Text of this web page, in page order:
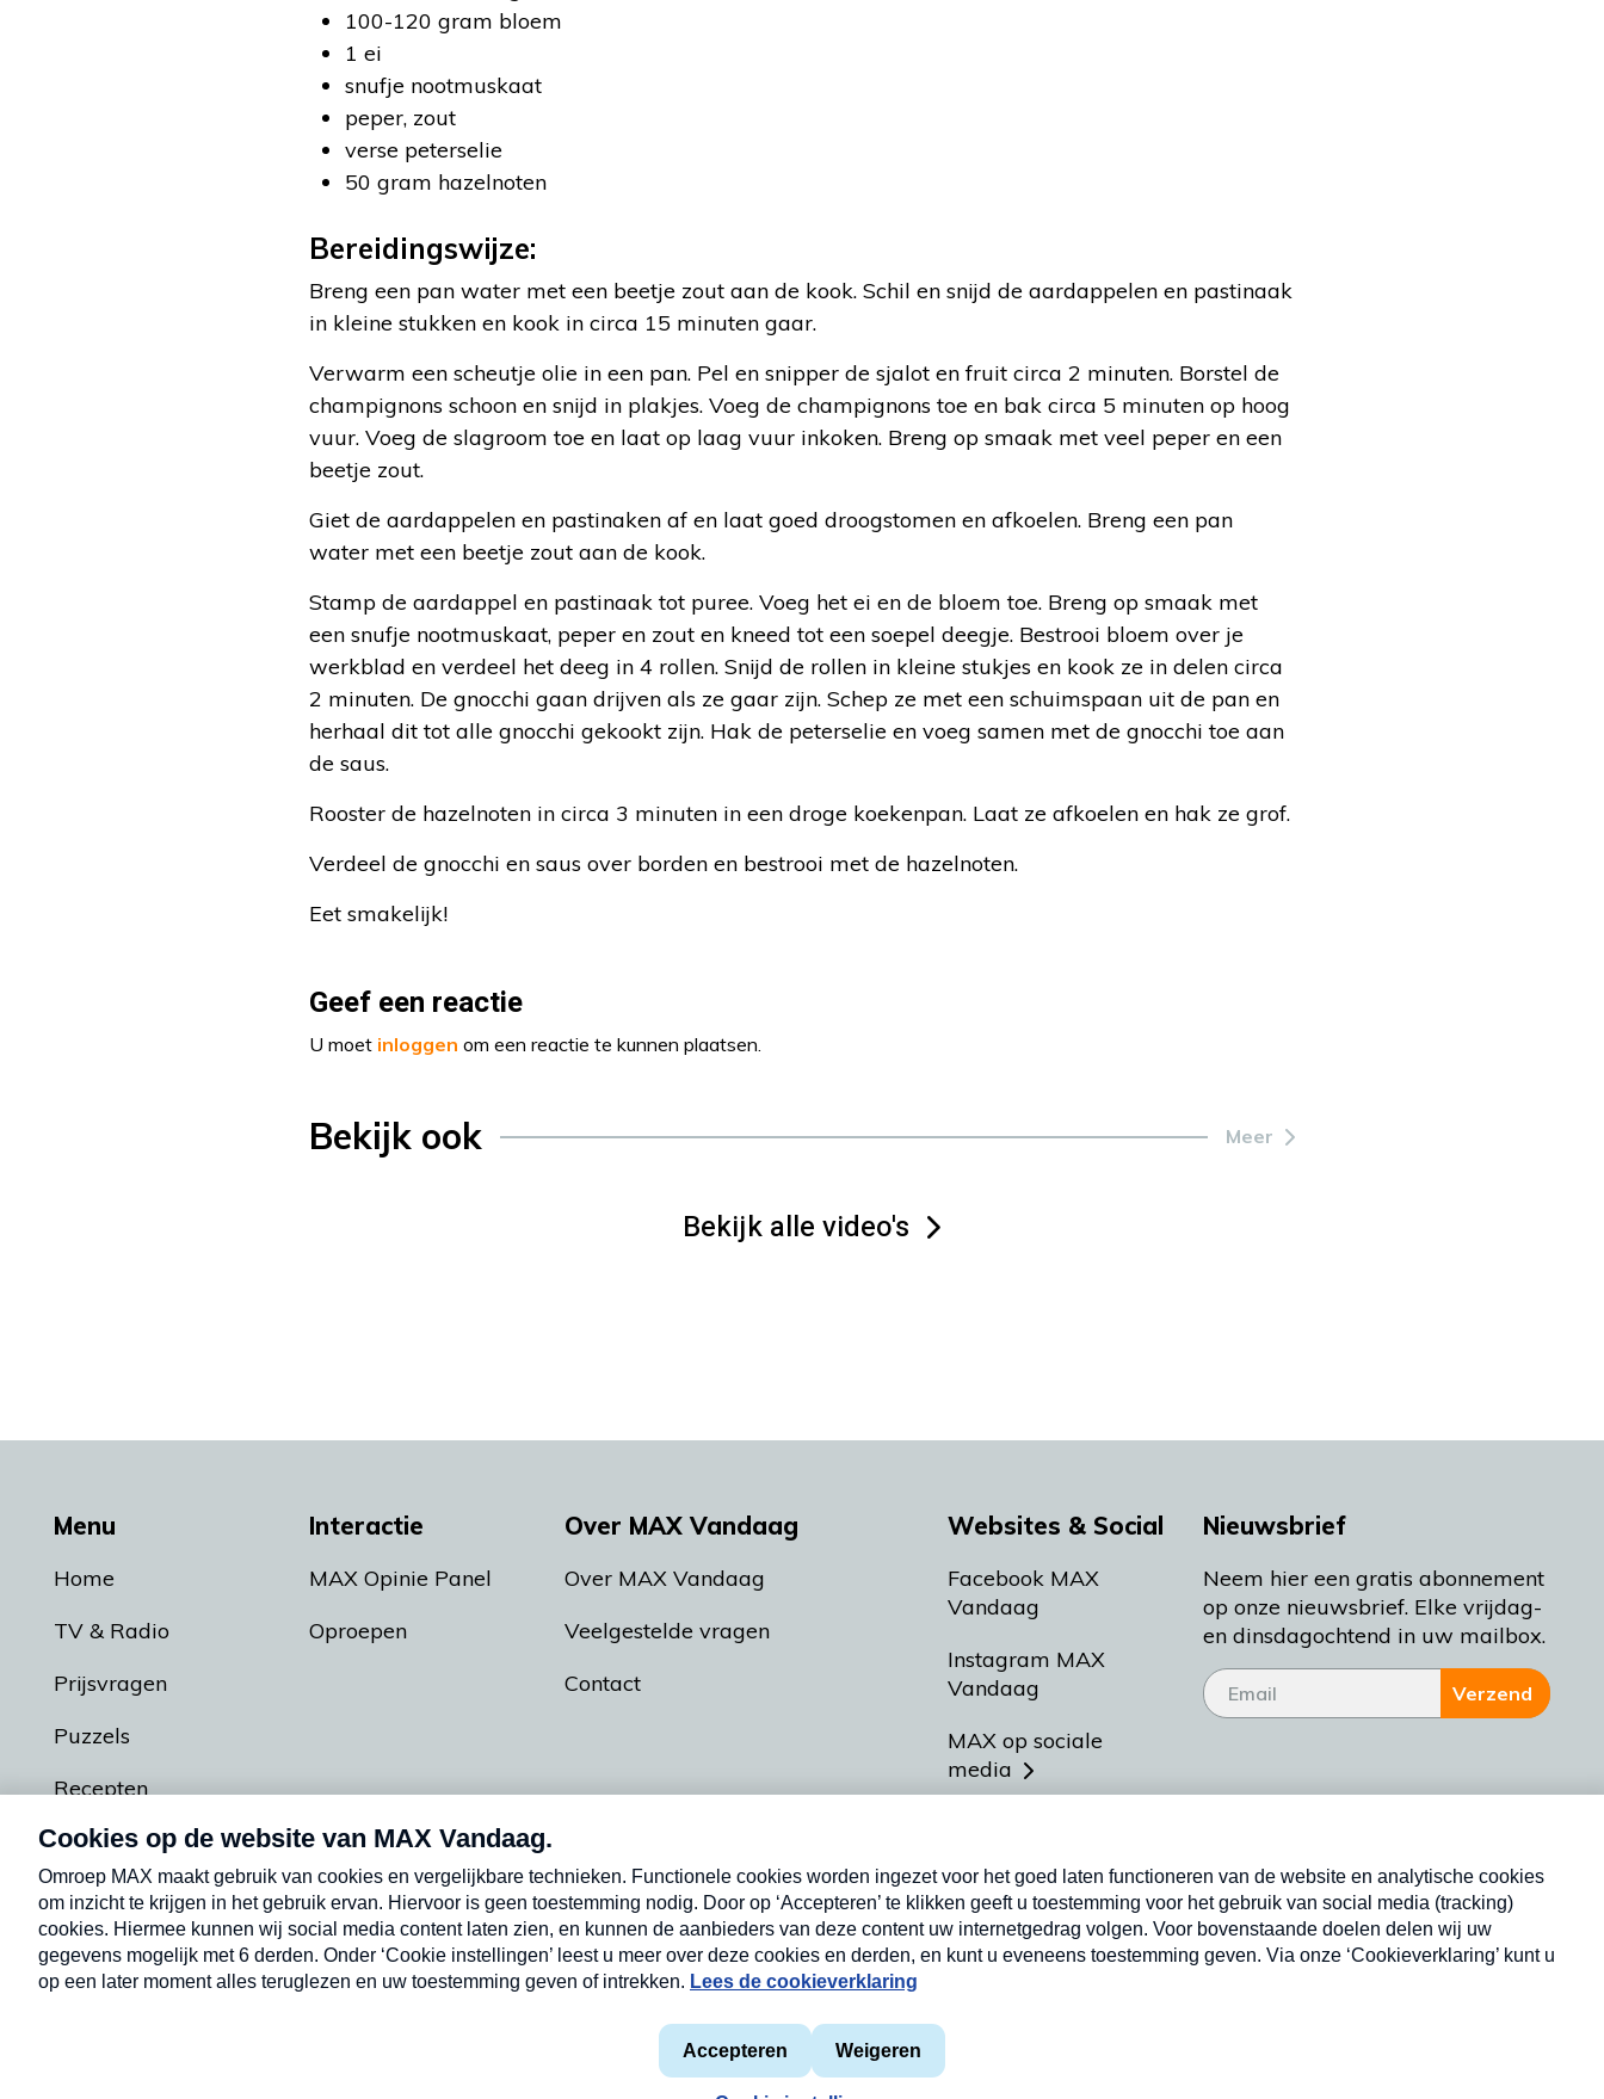
100-120 gram bloem
1 ei
snufje nootmuskaat
peper, zout
verse peterselie
50 gram hazelnoten
Bereidingswijze:
Breng een pan water met een beetje zout aan de kook. Schil en snijd de aardappelen en pastinaak
in kleine stukken en kook in circa 15 minuten gaar.
Verwarm een scheutje olie in een pan. Pel en snipper de sjalot en fruit circa 2 minuten. Borstel de
champignons schoon en snijd in plakjes. Voeg de champignons toe en bak circa 5 minuten op hoog
vuur. Voeg de slagroom toe en laat op laag vuur inkoken. Breng op smaak met veel peper en een
beetje zout.
Giet de aardappelen en pastinaken af en laat goed droogstomen en afkoelen. Breng een pan
water met een beetje zout aan de kook.
Stamp de aardappel en pastinaak tot puree. Voeg het ei en de bloem toe. Breng op smaak met
een snufje nootmuskaat, peper en zout en kneed tot een soepel deegje. Bestrooi bloem over je
werkblad en verdeel het deeg in 4 rollen. Snijd de rollen in kleine stukjes en kook ze in delen circa
2 minuten. De gnocchi gaan drijven als ze gaar zijn. Schep ze met een schuimspaan uit de pan en
herhaal dit tot alle gnocchi gekookt zijn. Hak de peterselie en voeg samen met de gnocchi toe aan
de saus.
Rooster de hazelnoten in circa 3 minuten in een droge koekenpan. Laat ze afkoelen en hak ze grof.
Verdeel de gnocchi en saus over borden en bestrooi met de hazelnoten.
Eet smakelijk!
Geef een reactie
U moet inloggen om een reactie te kunnen plaatsen.
Bekijk ook Meer
Bekijk alle video's
Menu
Home
TV & Radio
Prijsvragen
Puzzels
Recepten
Podcasts
Interactie
MAX Opinie Panel
Oproepen
Over MAX Vandaag
Over MAX Vandaag
Veelgestelde vragen
Contact
Websites & Social
Facebook MAX
Vandaag
Instagram MAX
Vandaag
MAX op sociale
media
Meldpunt Actueel
Heel Holland Bakt
Nieuwsbrief
Neem hier een gratis abonnement
op onze nieuwsbrief. Elke vrijdag-
en dinsdagochtend in uw mailbox.
Verzend
Privacyverklaring
Cookieverklaring
Nieuwsbrief
Neem hier een gratis abonnement op onze